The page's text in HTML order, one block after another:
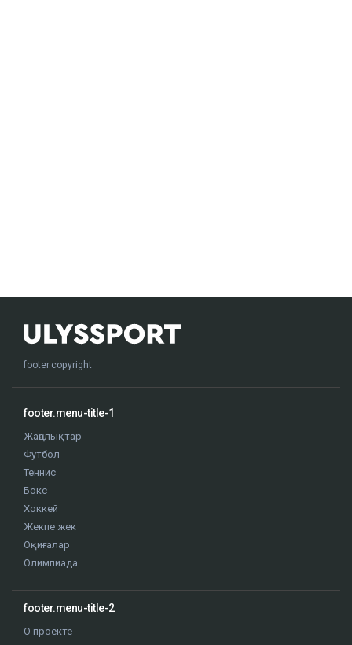
footer.copyright
footer.menu-title-1
Жаңалықтар
Футбол
Теннис
Бокс
Хоккей
Жекпе жек
Оқиғалар
Олимпиада
footer.menu-title-2
О проекте